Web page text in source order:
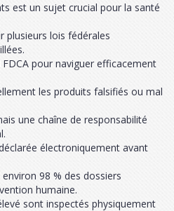
est un sujet crucial pour la santé
plusieurs lois fédérales
pour naviguer efficacement
les produits falsifiés ou mal
une chaîne de responsabilité
électroniquement avant
98 % des dossiers
humaine.
sont inspectés physiquement